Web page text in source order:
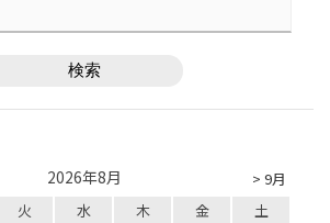
> 9月
2026年8月
火 水 木 金
土